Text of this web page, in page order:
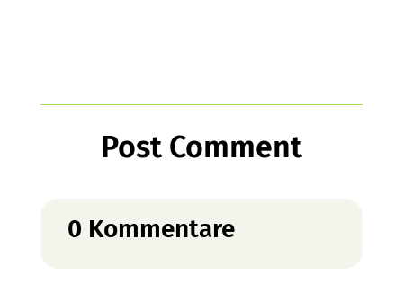
Post Comment
0 Kommentare